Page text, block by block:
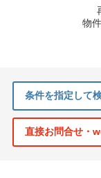
物
条件を指定して
直接お問合せ・